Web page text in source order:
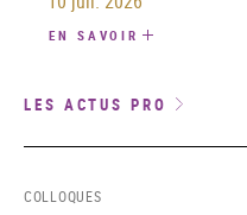
EN SAVOIR
LES ACTUS PRO
COLLOQUES